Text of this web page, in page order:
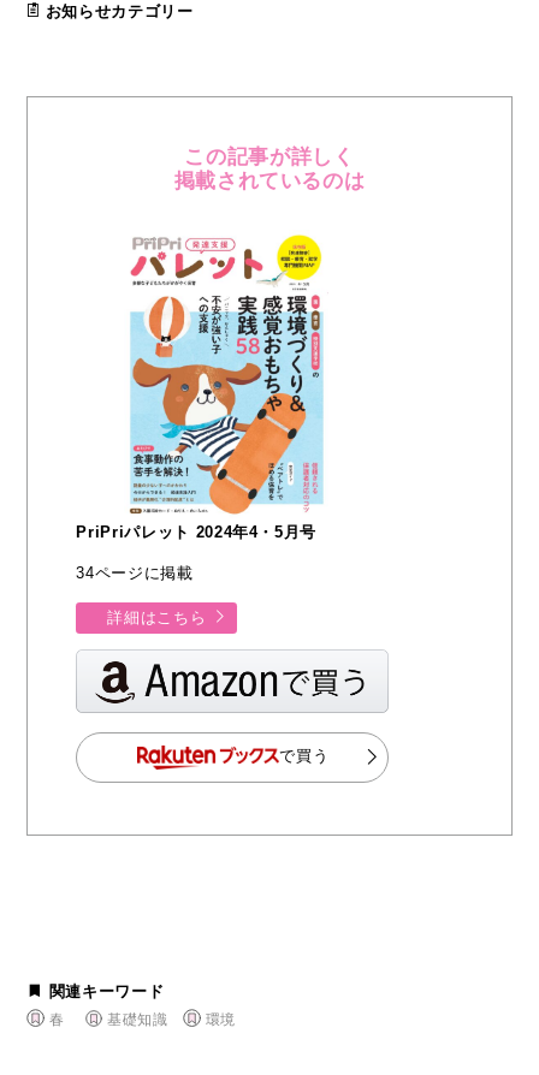
お知らせカテゴリー
この記事が詳しく
掲載されているのは
PriPriパレット 2024年4・5月号
34ページに掲載
詳細はこちら
で買う
関連キーワード
春 基礎知識 環境